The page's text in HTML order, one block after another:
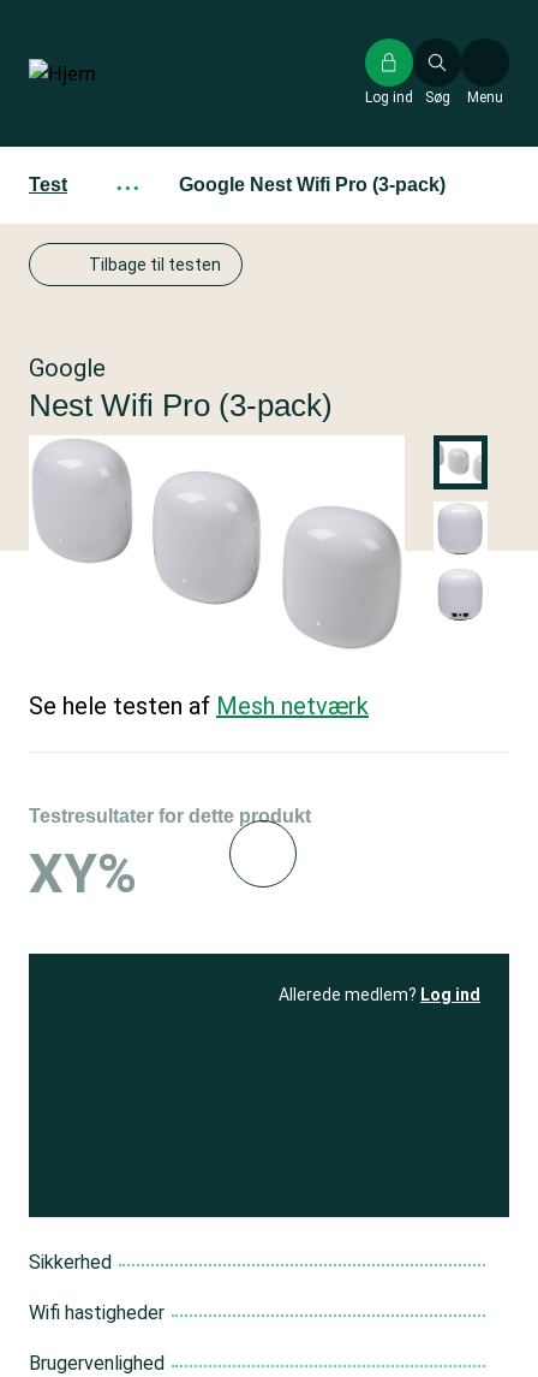
hovedindhold
Søg
Log ind Menu
Test ··· Google Nest Wifi Pro (3-pack)
Tilbage til testen
Google
Nest Wifi Pro (3-pack)
Se hele testen af Mesh netværk
Testresultater for dette produkt
XY%
Allerede medlem? Log ind
Sikkerhed
Wifi hastigheder
Brugervenlighed